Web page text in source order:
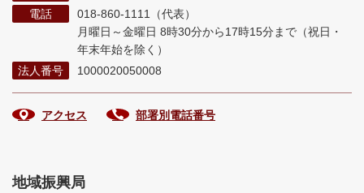
電話
018-860-1111（代表）
月曜日～金曜日 8時30分から17時15分まで （祝日・
年末年始を除く）
法人番号
1000020050008
アクセス 部署別電話番号
地域振興局